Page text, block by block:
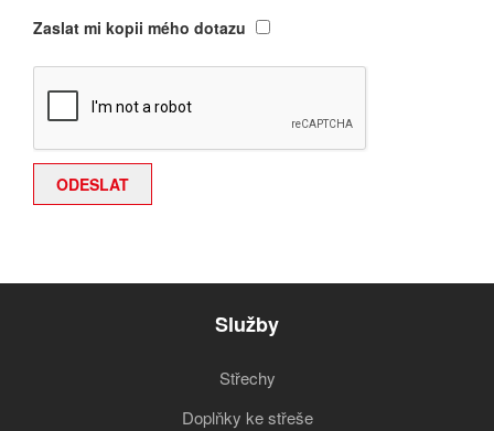
Zaslat mi kopii mého dotazu
Služby
Střechy
Doplňky ke střeše